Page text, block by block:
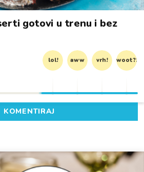
gotovi u trenu i bez
lol! aww vrh! woot?!
KOMENTIRAJ